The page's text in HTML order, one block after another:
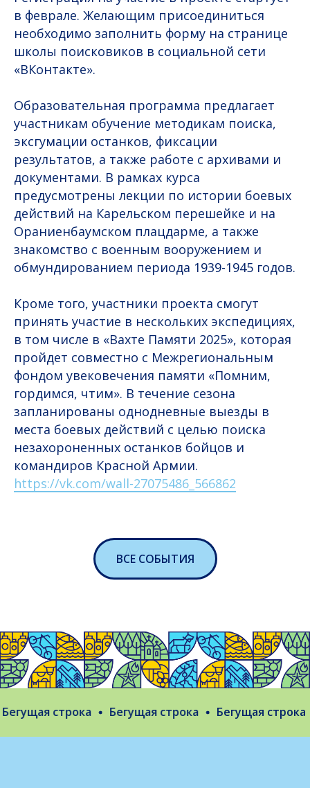
в феврале. Желающим присоединиться
необходимо заполнить форму на странице
школы поисковиков в социальной сети
«ВКонтакте».
Образовательная программа предлагает
участникам обучение методикам поиска,
эксгумации останков, фиксации
результатов, а также работе с архивами и
документами. В рамках курса
предусмотрены лекции по истории боевых
действий на Карельском перешейке и на
Ораниенбаумском плацдарме, а также
знакомство с военным вооружением и
обмундированием периода 1939-1945 годов.
Кроме того, участники проекта смогут
принять участие в нескольких экспедициях,
в том числе в «Вахте Памяти 2025», которая
пройдет совместно с Межрегиональным
фондом увековечения памяти «Помним,
гордимся, чтим». В течение сезона
запланированы однодневные выезды в
места боевых действий с целью поиска
незахороненных останков бойцов и
командиров Красной Армии.
https://vk.com/wall-27075486_566862
ВСЕ СОБЫТИЯ
строка Бегущая строка Бегущая строка